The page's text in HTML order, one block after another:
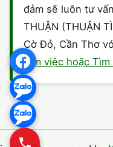
đảm sẽ luôn tư
THUẬN (THUẬN
Cờ Đỏ, Cần Thơ
Tìm việc hoặc Tìm